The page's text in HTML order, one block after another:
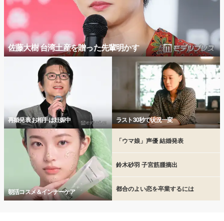
佐藤大樹 台湾土産を贈った先輩明かす
再婚発表 お相手は妊娠中 ラスト30秒で状況一変
朝活コスメ＆インナーケア
「ウマ娘」声優 結婚発表
鈴木砂羽 子宮筋腫摘出
都合のよい恋を卒業するには